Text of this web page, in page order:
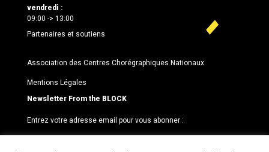
vendredi :
09:00 -> 13:00
Partenaires et soutiens
Association des Centres Chorégraphiques Nationaux
Mentions Légales
Newsletter From the BLOCK
Entrez votre adresse email pour vous abonner :